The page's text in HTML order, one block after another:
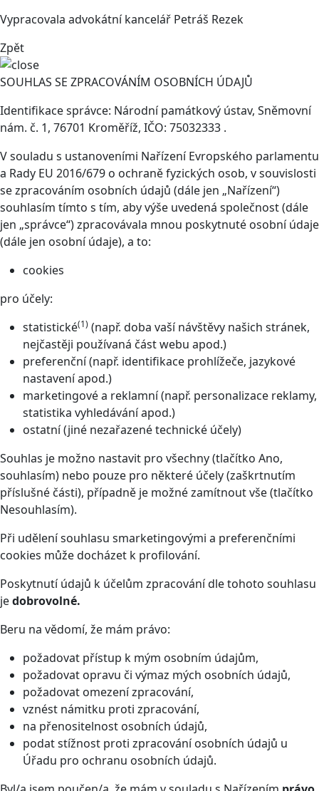
Vypracovala advokátní kancelář Petráš Rezek
Zpět
SOUHLAS SE ZPRACOVÁNÍM OSOBNÍCH ÚDAJŮ
Identifikace správce: Národní památkový ústav, Sněmovní
nám. č. 1, 76701 Kroměříž, IČO: 75032333 .
V souladu s ustanoveními Nařízení Evropského parlamentu
a Rady EU 2016/679 o ochraně fyzických osob, v souvislosti
se zpracováním osobních údajů (dále jen „Nařízení“)
souhlasím tímto s tím, aby výše uvedená společnost (dále
jen „správce“) zpracovávala mnou poskytnuté osobní údaje
(dále jen osobní údaje), a to:
cookies
pro účely:
statistické(1) (např. doba vaší návštěvy našich stránek,
nejčastěji používaná část webu apod.)
preferenční (např. identifikace prohlížeče, jazykové
nastavení apod.)
marketingové a reklamní (např. personalizace reklamy,
statistika vyhledávání apod.)
ostatní (jiné nezařazené technické účely)
Souhlas je možno nastavit pro všechny (tlačítko Ano,
souhlasím) nebo pouze pro některé účely (zaškrtnutím
příslušné části), případně je možné zamítnout vše (tlačítko
Nesouhlasím).
Při udělení souhlasu smarketingovými a preferenčními
cookies může docházet k profilování.
Poskytnutí údajů k účelům zpracování dle tohoto souhlasu
jedobrovolné.
Beru na vědomí, že mám právo:
požadovat přístup k mým osobním údajům,
požadovat opravu či výmaz mých osobních údajů,
požadovat omezení zpracování,
vznést námitku proti zpracování,
na přenositelnost osobních údajů,
podat stížnost proti zpracování osobních údajů u
Úřadu pro ochranu osobních údajů.